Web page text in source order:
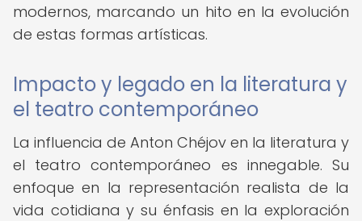
modernos, marcando un hito en la evolución
de estas formas artísticas.
Impacto y legado en la literatura y
el teatro contemporáneo
La influencia de Anton Chéjov en la literatura y
el teatro contemporáneo es innegable. Su
enfoque en la representación realista de la
vida cotidiana y su énfasis en la exploración